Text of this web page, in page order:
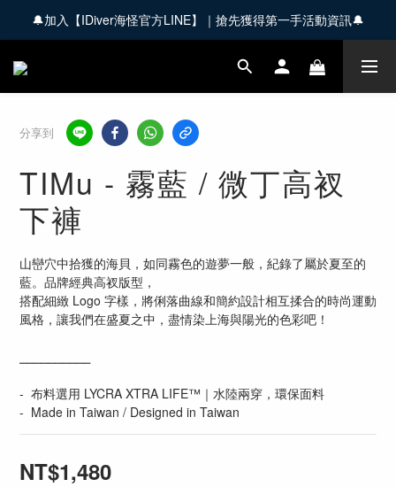
🚚 全館商品滿 $3,000 享免運優惠【會員限定】
🔔加入【IDiver海怪官方LINE】｜搶先獲得第一手活動資訊🔔
🚚 全館商品滿 $3,000 享免運優惠【會員限定】
分享到
TIMu - 霧藍 / 微丁高衩
下褲
山巒穴中拾獲的海貝，如同霧色的遊夢一般，紀錄了屬於夏至的
藍。品牌經典高衩版型，
搭配細緻 Logo 字樣，將俐落曲線和簡約設計相互揉合的時尚運動
風格，讓我們在盛夏之中，盡情染上海與陽光的色彩吧！
-  布料選用 LYCRA XTRA LIFE™｜水陸兩穿，環保面料
-  Made in Taiwan / Designed in Taiwan
NT$1,480